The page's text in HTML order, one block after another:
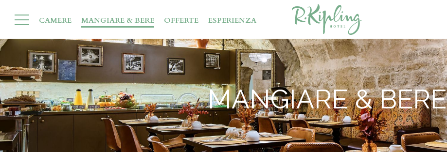
CAMERE MANGIARE & BERE OFFERTE ESPERIENZA
MANGIARE & BERE